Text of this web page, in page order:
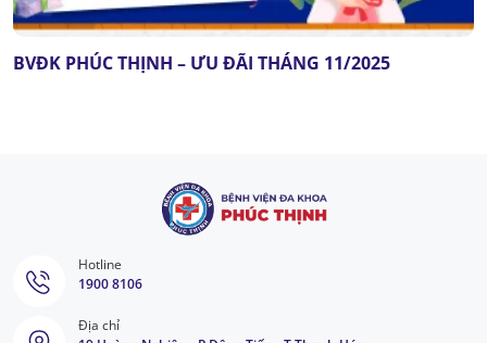
BVĐK PHÚC THỊNH – ƯU ĐÃI THÁNG 11/2025
Hotline
1900 8106
Địa chỉ